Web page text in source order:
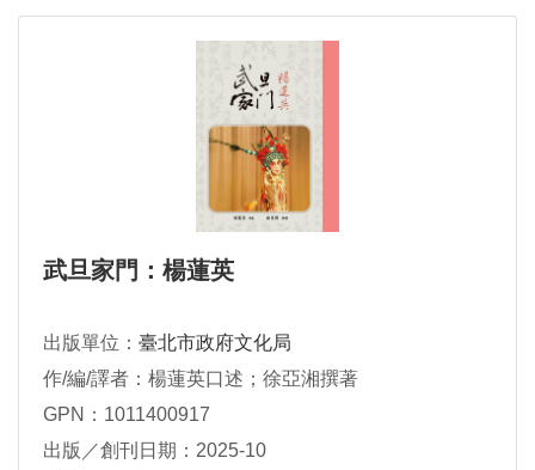
武旦家門：楊蓮英
出版單位： 臺北市政府文化局
作/編/譯者：楊蓮英口述；徐亞湘撰著
GPN：1011400917
出版／創刊日期：2025-10